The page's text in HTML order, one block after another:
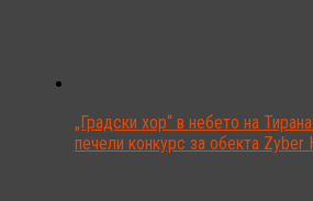
„Градски хор“ в небето на
печели конкурс за обекта Zyber